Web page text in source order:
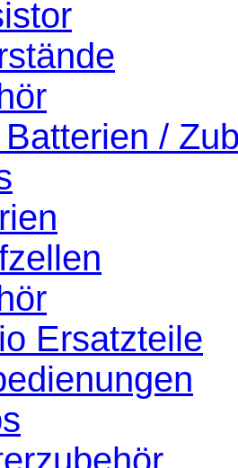
/
Ersatzteile